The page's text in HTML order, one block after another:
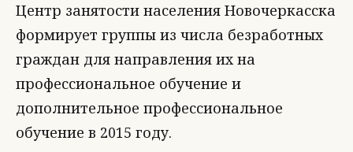
Центр занятости населения Новочеркасска
формирует группы из числа безработных
граждан для направления их на
профессиональное обучение и
дополнительное профессиональное
обучение в 2015 году.